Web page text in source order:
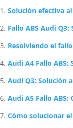
Solución efectiva
Fallo ABS Audi
Resolviendo el
Audi A4 Fallo ABS:
Audi Q3: Solución
Audi A5 Fallo ABS:
Cómo solucionar